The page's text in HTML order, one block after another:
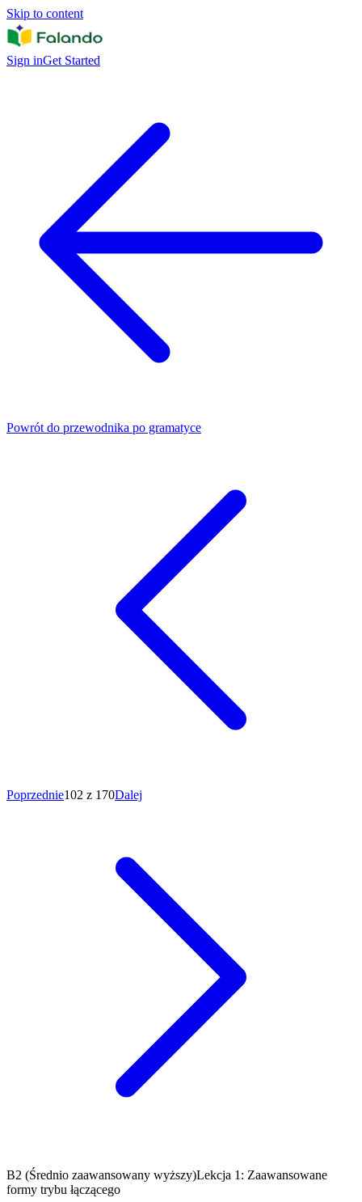
Skip to content
Sign inGet Started
Powrót do przewodnika po gramatyce
Poprzednie102 z 170Dalej
B2 (Średnio zaawansowany wyższy)Lekcja 1: Zaawansowane
formy trybu łączącego